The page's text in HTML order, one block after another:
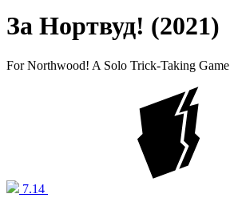
За Нортвуд! (2021)
For Northwood! A Solo Trick-Taking Game
7.14